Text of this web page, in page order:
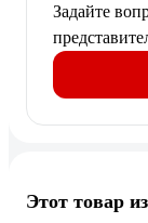
Задайте
Этот товар